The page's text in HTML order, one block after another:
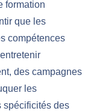
formation
que les
compétences
des campagnes
les
spécificités des